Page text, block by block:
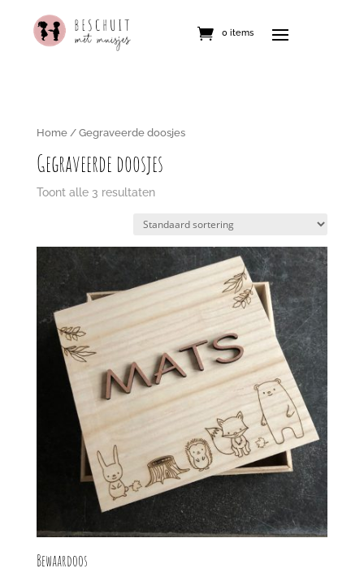
0 items
Home/ Gegraveerde doosjes
Gegraveerde doosjes
Toont alle 3 resultaten
Bewaardoos